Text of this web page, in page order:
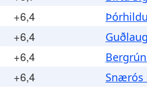
+6,4
+6,4
+6,4
+6,4 Snærós